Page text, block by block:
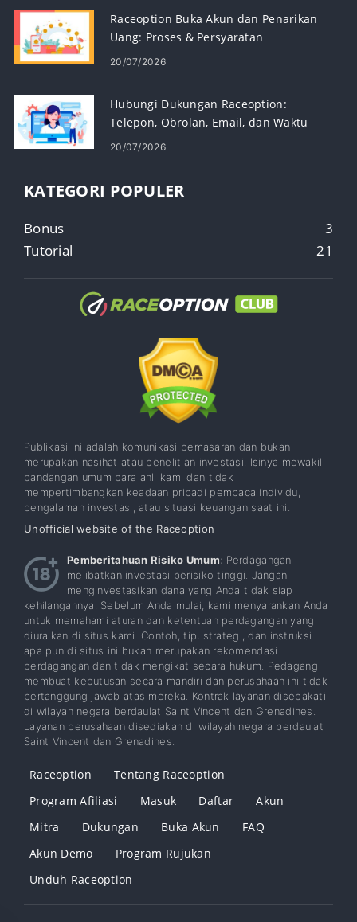
Raceoption Buka Akun dan Penarikan
Uang: Proses & Persyaratan
20/07/2026
Hubungi Dukungan Raceoption:
Telepon, Obrolan, Email, dan Waktu
Respons
20/07/2026
KATEGORI POPULER
Bonus
3
Tutorial
21
Publikasi ini adalah komunikasi pemasaran dan bukan
merupakan nasihat atau penelitian investasi. Isinya mewakili
pandangan umum para ahli kami dan tidak
mempertimbangkan keadaan pribadi pembaca individu,
pengalaman investasi, atau situasi keuangan saat ini.
Unofficial website of the Raceoption
Pemberitahuan Risiko Umum: Perdagangan
melibatkan investasi berisiko tinggi. Jangan
menginvestasikan dana yang Anda tidak siap
kehilangannya. Sebelum Anda mulai, kami menyarankan Anda
untuk memahami aturan dan ketentuan perdagangan yang
diuraikan di situs kami. Contoh, tip, strategi, dan instruksi
apa pun di situs ini bukan merupakan rekomendasi
perdagangan dan tidak mengikat secara hukum. Pedagang
membuat keputusan secara mandiri dan perusahaan ini tidak
bertanggung jawab atas mereka. Kontrak layanan disepakati
di wilayah negara berdaulat Saint Vincent dan Grenadines.
Layanan perusahaan disediakan di wilayah negara berdaulat
Saint Vincent dan Grenadines.
Raceoption
Tentang Raceoption
Program Afiliasi
Masuk Daftar
Akun
Mitra
Dukungan Buka Akun
FAQ
Akun Demo
Program Rujukan
Unduh Raceoption